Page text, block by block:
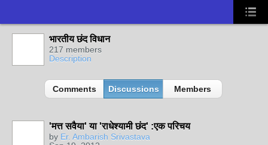
भारतीय छंद विधान
217 members
Description
Comments Discussions Members
'मत्त सवैया' या 'राधेश्यामी छंद' :एक परिचय
by Er. Ambarish Srivastava